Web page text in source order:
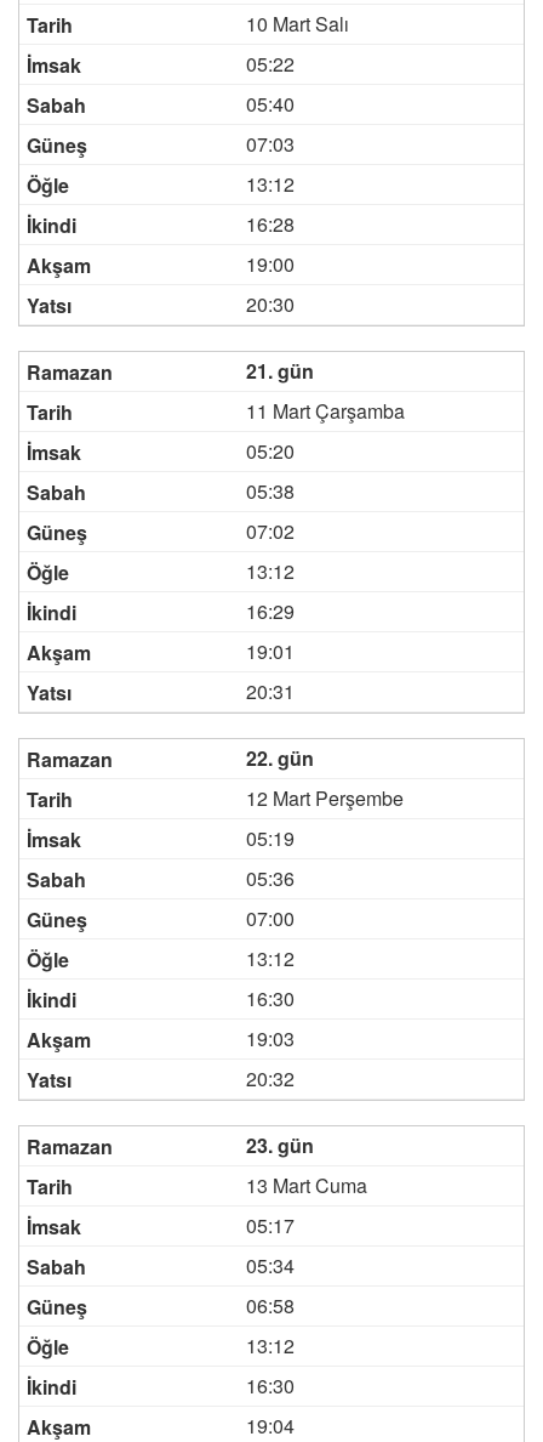
10 Mart Salı
05:22
05:40
07:03
13:12
16:28
19:00
20:30
21. gün
11 Mart Çarşamba
05:20
05:38
07:02
13:12
16:29
19:01
20:31
22. gün
12 Mart Perşembe
05:19
05:36
07:00
13:12
16:30
19:03
20:32
23. gün
13 Mart Cuma
05:17
05:34
06:58
13:12
16:30
19:04